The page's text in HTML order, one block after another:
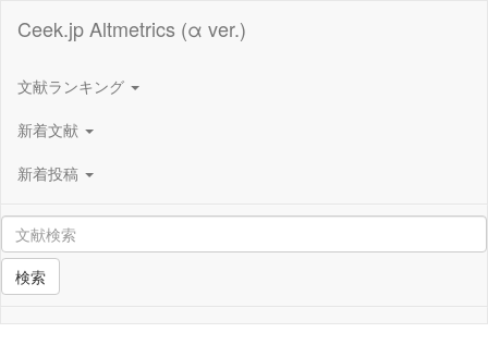
Ceek.jp Altmetrics (α ver.)
文献ランキング
新着文献
新着投稿
検索